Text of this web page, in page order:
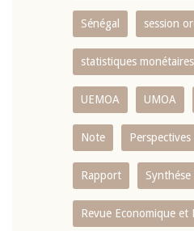
Sénégal session
statistiques
UEMOA UMOA
Note
Rapport Synthése
Revue Economique et